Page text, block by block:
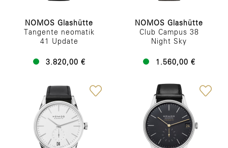
NOMOS Glashütte
Tangente neomatik
41 Update
3.820,00 €
NOMOS Glashütte
Club Campus 38
Night Sky
1.560,00 €